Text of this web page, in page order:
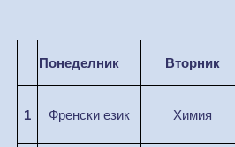
Понеделник Вторник
1 Френски език Химия